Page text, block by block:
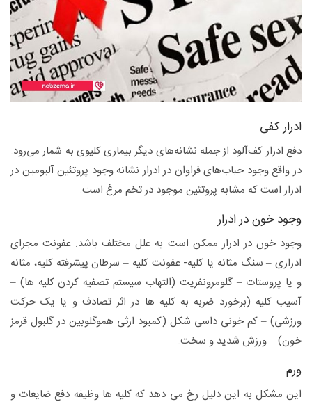
ادرار کفی
دفع ادرار کف‌آلود از جمله نشانه‌های دیگر بیماری کلیوی به شمار می‌رود.
در واقع وجود حباب‌های فراوان در ادرار نشانه وجود پروتئین آلبومین در
ادرار است که مشابه پروتئین موجود در تخم‌ مرغ است.
وجود خون در ادرار
وجود خون در ادرار ممکن است به علل مختلف باشد. عفونت مجرای
ادراری – سنگ مثانه یا کلیه- عفونت کلیه – سرطان پیشرفته کلیه، مثانه
و یا پروستات – گلومرونفریت (التهاب سیستم تصفیه کردن کلیه ها) –
آسیب کلیه (برخورد ضربه به کلیه ها در اثر تصادف و یا یک حرکت
ورزشی) – کم خونی داسی شکل (کمبود ارثی هموگلوبین در گلبول قرمز
خون) – ورزش شدید و سخت.
ورم
این مشکل به این دلیل رخ می دهد که کلیه ها وظیفه دفع ضایعات و